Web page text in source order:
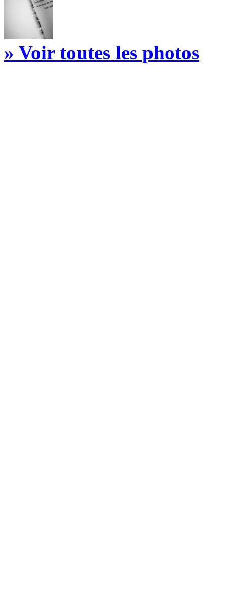
» Voir toutes les photos